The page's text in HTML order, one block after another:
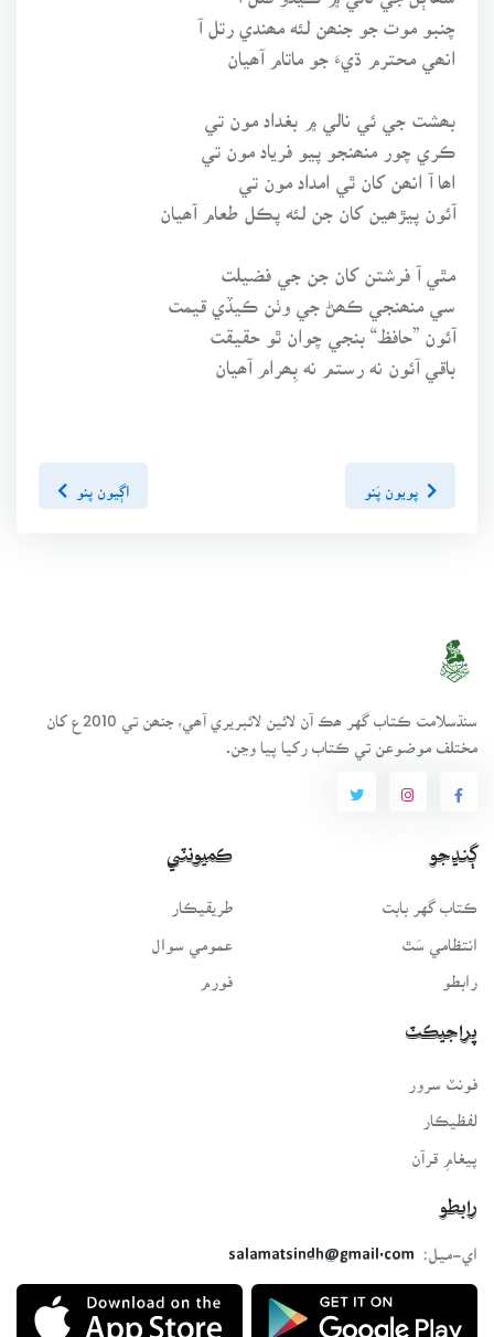
چنبو موت جو جنھن لئه مھندي رتل آ
انھي محترم ڌيءَ جو ماتام آھيان
بھشت جي ئي نالي ۾ بغداد مون تي
ڪري چور منھنجو پيو فرياد مون تي
اھا آ انھن کان ٿي امداد مون تي
آئون پيڙھين کان جن لئه پڪل طعام آھيان
مٿي آ فرشتن کان جن جي فضيلت
سي منھنجي ڪھڻ جي وٺن ڪيڏي قيمت
آئون ”حافظ“ بنجي چوان ٿو حقيقت
باقي آئون نه رستم نه بِھرام آھيان
پويون پَنو اڳيون پنو
سنڌسلامت ڪتاب گهر ھڪ آن لائين لائبريري آھي، جنھن تي 2010ع کان
مختلف موضوعن تي ڪتاب رکيا پيا وڃن.
ڳنڍجو
ڪتاب گهر بابت
انتظامي سَٿ
رابطو
ڪميونٽي
طريقيڪار
عمومي سوال
فورم
پراجيڪٽ
لفظيڪار
پيغامِ قرآن
رابطو
اي-ميل:
salamatsindh@gmail.com